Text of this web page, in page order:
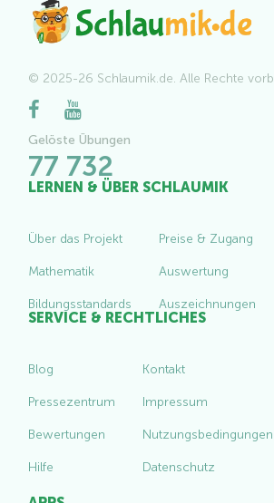
© 2025-26 Schlaumik.de. Alle Rechte
Gelöste Übungen
77 732
LERNEN & ÜBER SCHLAUMIK
Über das Projekt
Mathematik
Bildungsstandards
Preise & Zugang
Auswertung
Auszeichnungen
SERVICE & RECHTLICHES
Blog
Pressezentrum
Bewertungen
Hilfe
Kontakt
Impressum
Nutzungsbedingungen
Datenschutz